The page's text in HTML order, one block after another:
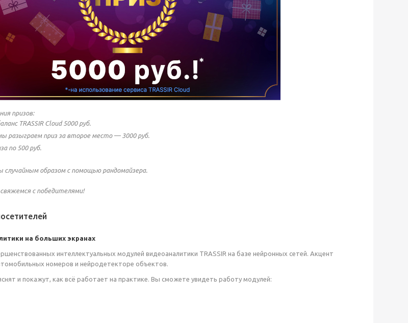
призов:
TRASSIR Cloud 5000 руб.
разыграем приз за второе место — 3000 руб.
по 500 руб.
случайным образом с помощью рандомайзера.
с победителями!
на больших экранах
интеллектуальных модулей видеоаналитики TRASSIR на базе нейронных сетей. Акцент
номеров и нейродетекторе объектов.
и покажут, как всё работает на практике. Вы сможете увидеть работу модулей: